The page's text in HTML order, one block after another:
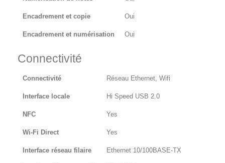
Encadrement et copie Oui
Encadrement et numérisation Oui
Connectivité
Connectivité Réseau Ethernet, Wifi
Interface locale Hi Speed USB 2.0
NFC Yes
Wi-Fi Direct Yes
Interface réseau filaire Ethernet 10/100BASE-TX